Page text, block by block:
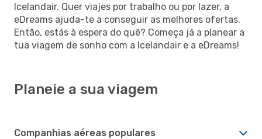
Icelandair. Quer viajes por trabalho ou por lazer, a
eDreams ajuda-te a conseguir as melhores ofertas.
Então, estás à espera do quê? Começa já a planear a
tua viagem de sonho com a Icelandair e a eDreams!
Planeie a sua viagem
Companhias aéreas populares